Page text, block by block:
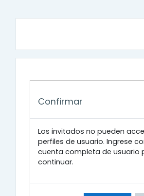
Confirmar
Los invitados no pueden
perfiles de usuario. Ingrese
cuenta completa de usuario
continuar.